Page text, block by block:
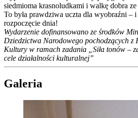
siedmioma krasnoludkami i walkę dobra ze
To była prawdziwa uczta dla wyobraźni –
rozpoczęcie dnia!
Wydarzenie dofinansowano ze środków
Dziedzictwa Narodowego pochodzących z
Kultury w ramach zadania „Siła tonów –
cele działalności kulturalnej”
Galeria